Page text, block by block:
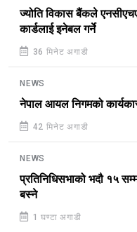
ज्योति विकास बैंकले
कार्डलाई इनेबल गर्ने
36 मिनेट अगाडी
NEWS
नेपाल आयल निगमको
42 मिनेट अगाडी
NEWS
प्रतिनिधिसभाको भदौ १५
बस्ने
1 घण्टा अगाडी